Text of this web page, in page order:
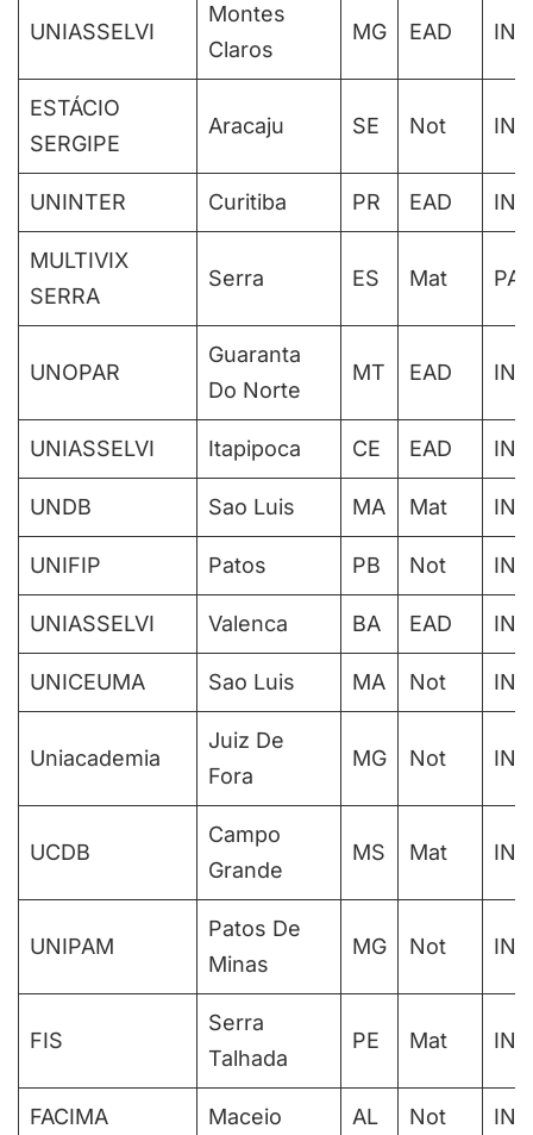
UNIASSELVI
Montes
Claros
MG EAD
ESTÁCIO
SERGIPE
Aracaju SE Not
UNINTER Curitiba PR EAD
MULTIVIX
SERRA
Serra ES Mat
UNOPAR
Guaranta
Do Norte
MT EAD
UNIASSELVI Itapipoca CE EAD
UNDB Sao Luis MA Mat
UNIFIP Patos PB Not
UNIASSELVI Valenca BA EAD
UNICEUMA Sao Luis MA Not
Uniacademia
Juiz De
Fora
MG Not
UCDB
Campo
Grande
MS Mat
UNIPAM
Patos De
Minas
MG Not
FIS
Serra
Talhada
PE Mat
FACIMA Maceio AL Not